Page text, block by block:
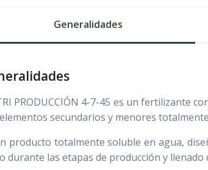
Generalidades
PRODUCCIÓN 4-7-45 es un fertilizante
secundarios y menores
producto totalmente soluble en agua,
durante las etapas de producción y